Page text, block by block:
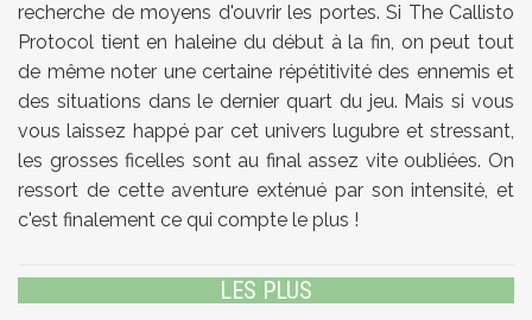
recherche de moyens d'ouvrir les portes. Si The Callisto
Protocol tient en haleine du début à la fin, on peut tout
de même noter une certaine répétitivité des ennemis et
des situations dans le dernier quart du jeu. Mais si vous
vous laissez happé par cet univers lugubre et stressant,
les grosses ficelles sont au final assez vite oubliées. On
ressort de cette aventure exténué par son intensité, et
c'est finalement ce qui compte le plus !
LES PLUS